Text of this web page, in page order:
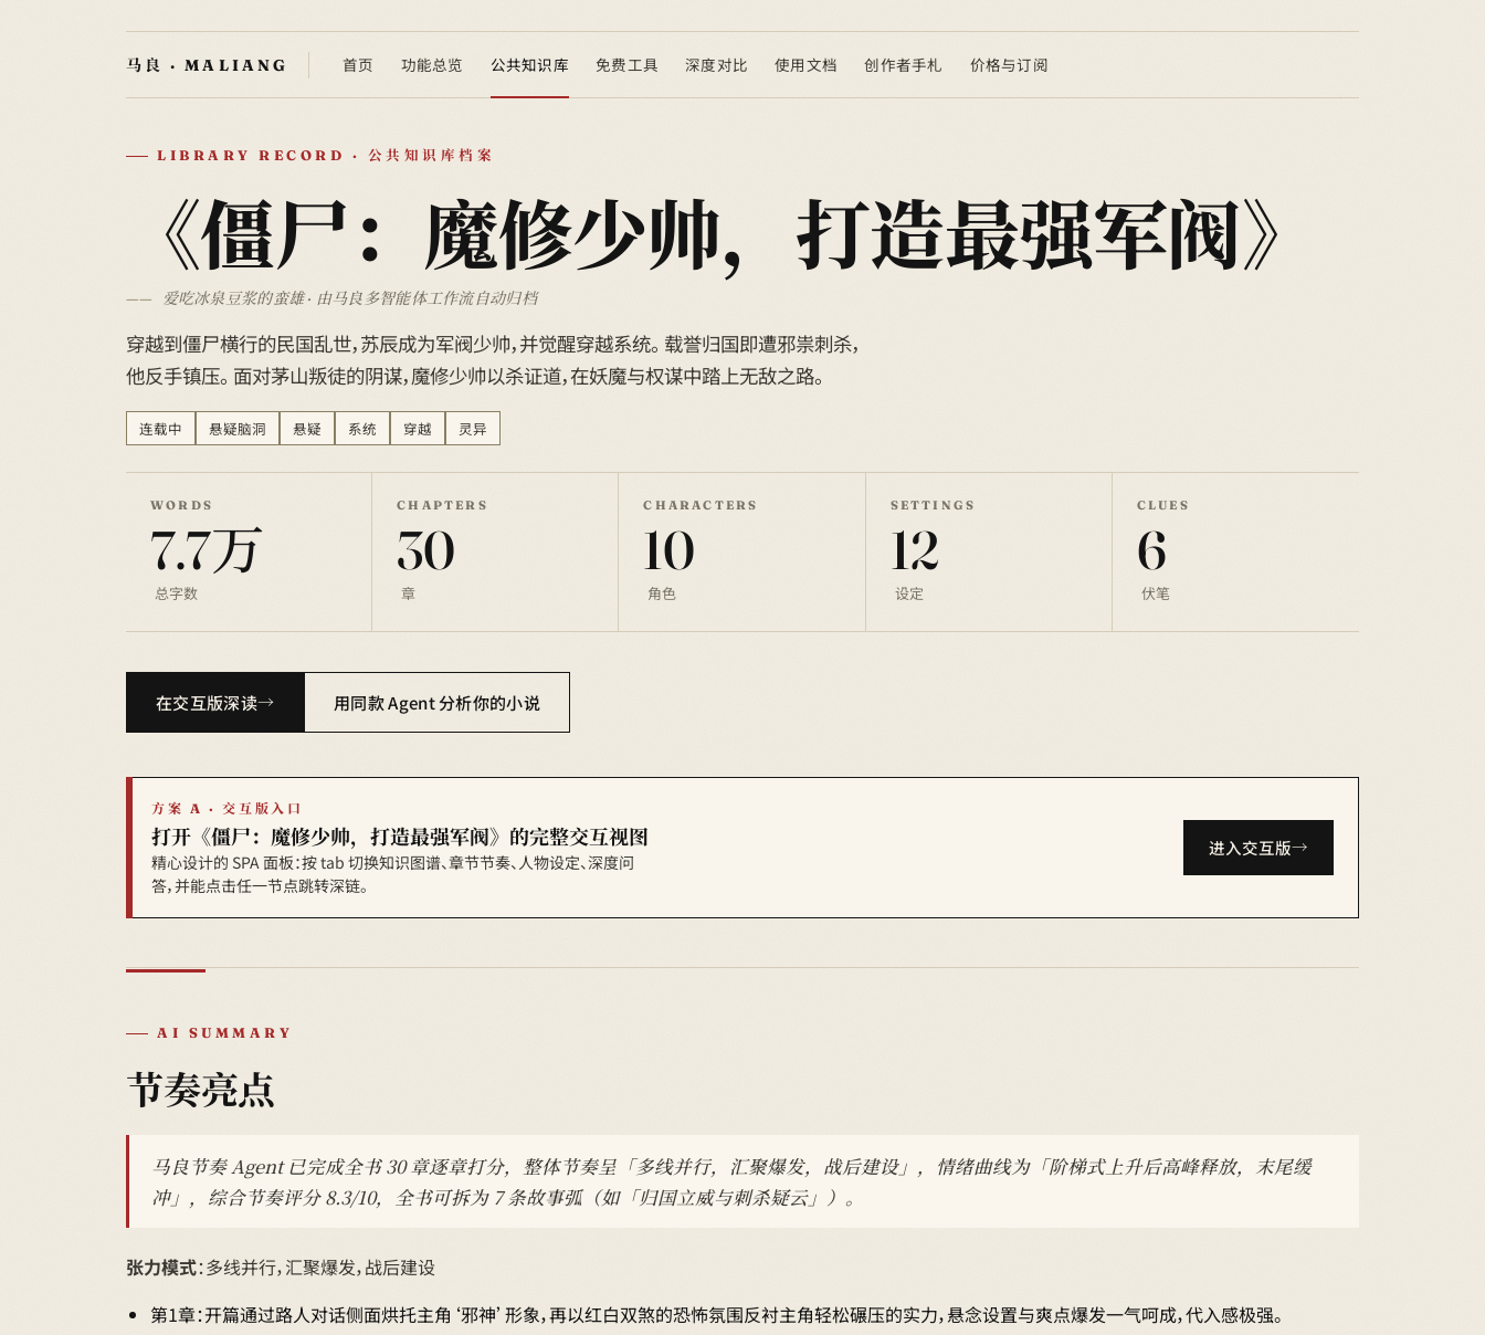
首页 功能总览 公共知识库 免费工具 深度对比 使用文档 创作者手札 价格与订阅
LIBRARY RECORD · 公共知识库档案
《僵尸：魔修少帅，打造最强军阀》
爱吃冰泉豆浆的蛮雄 · 由马良多智能体工作流自动归档
穿越到僵尸横行的民国乱世，苏辰成为军阀少帅，并觉醒穿越系统。 载誉归国即遭邪祟刺杀，
他反手镇压。 面对茅山叛徒的阴谋，魔修少帅以杀证道，在妖魔与权谋中踏上无敌之路。
连载中 悬疑脑洞 悬疑 系统 穿越 灵异
WORDS
7.7万
总字数
CHAPTERS
30
章
CHARACTERS
10
角色
SETTINGS
12
设定
CLUES
6
伏笔
在交互版深读 用同款 Agent 分析你的小说
方案 A · 交互版入口
打开《僵尸：魔修少帅，打造最强军阀》的完整交互视图
精心设计的 SPA 面板：按 tab 切换知识图谱、章节节奏、人物设定、深度问
答，并能点击任一节点跳转深链。
进入交互版
AI SUMMARY
节奏亮点
马良节奏 Agent 已完成全书 30 章逐章打分，整体节奏呈「多线并行，汇聚爆发，战后建设」，情绪曲线为「阶梯式上升后高峰释放，末尾缓
冲」，综合节奏评分 8.3/10，全书可拆为 7 条故事弧（如「归国立威与刺杀疑云」）。
张力模式：多线并行，汇聚爆发，战后建设
第1章：开篇通过路人对话侧面烘托主角‘邪神’形象，再以红白双煞的恐怖氛围反衬主角轻松碾压的实力，悬念设置与爽点爆发一气呵成，代入感极强。